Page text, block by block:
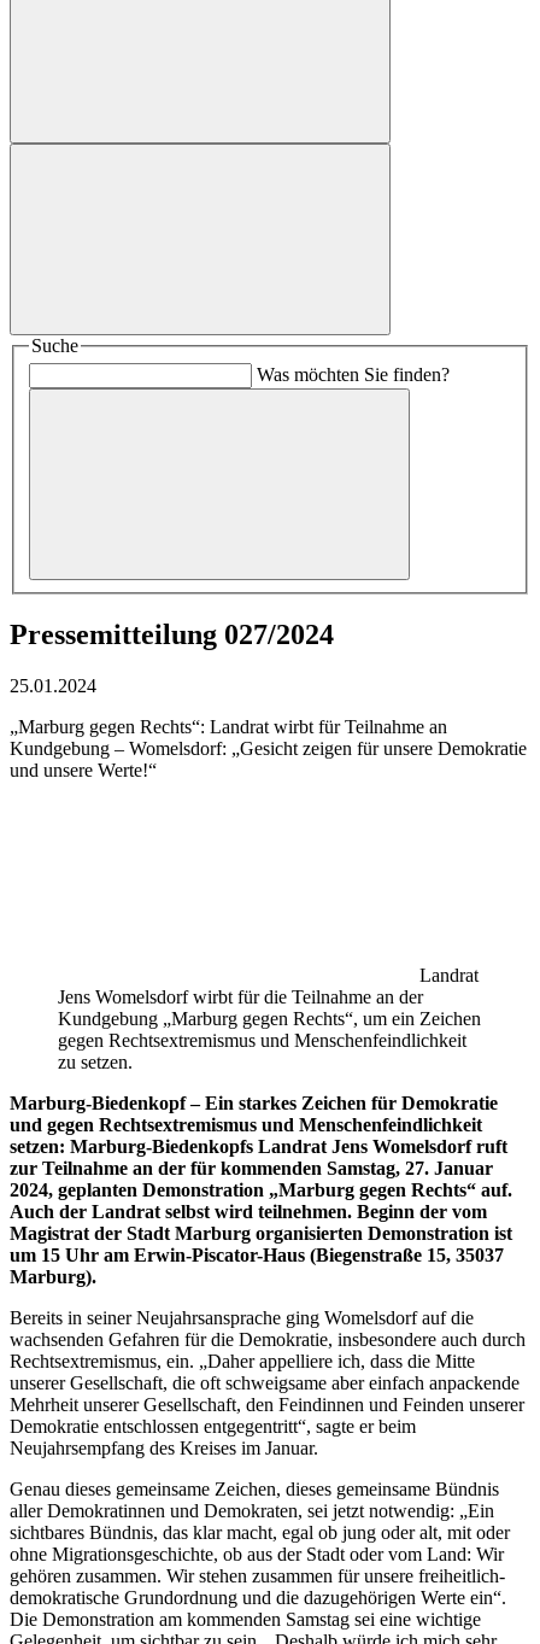
Suche
Was möchten Sie finden?
Pressemitteilung 027/2024
25.01.2024
„Marburg gegen Rechts“: Landrat wirbt für Teilnahme an
Kundgebung – Womelsdorf: „Gesicht zeigen für unsere Demokratie
und unsere Werte!“
Landrat
Jens Womelsdorf wirbt für die Teilnahme an der
Kundgebung „Marburg gegen Rechts“, um ein Zeichen
gegen Rechtsextremismus und Menschenfeindlichkeit
zu setzen.
Marburg-Biedenkopf – Ein starkes Zeichen für Demokratie
und gegen Rechtsextremismus und Menschenfeindlichkeit
setzen: Marburg-Biedenkopfs Landrat Jens Womelsdorf ruft
zur Teilnahme an der für kommenden Samstag, 27. Januar
2024, geplanten Demonstration „Marburg gegen Rechts“ auf.
Auch der Landrat selbst wird teilnehmen. Beginn der vom
Magistrat der Stadt Marburg organisierten Demonstration ist
um 15 Uhr am Erwin-Piscator-Haus (Biegenstraße 15, 35037
Marburg).
Bereits in seiner Neujahrsansprache ging Womelsdorf auf die
wachsenden Gefahren für die Demokratie, insbesondere auch durch
Rechtsextremismus, ein. „Daher appelliere ich, dass die Mitte
unserer Gesellschaft, die oft schweigsame aber einfach anpackende
Mehrheit unserer Gesellschaft, den Feindinnen und Feinden unserer
Demokratie entschlossen entgegentritt“, sagte er beim
Neujahrsempfang des Kreises im Januar.
Genau dieses gemeinsame Zeichen, dieses gemeinsame Bündnis
aller Demokratinnen und Demokraten, sei jetzt notwendig: „Ein
sichtbares Bündnis, das klar macht, egal ob jung oder alt, mit oder
ohne Migrationsgeschichte, ob aus der Stadt oder vom Land: Wir
gehören zusammen. Wir stehen zusammen für unsere freiheitlich-
demokratische Grundordnung und die dazugehörigen Werte ein“.
Die Demonstration am kommenden Samstag sei eine wichtige